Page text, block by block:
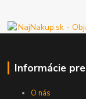
Informácie
O nás